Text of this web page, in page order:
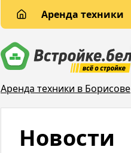
Аренда техники
Аренда техники в Борисове
Новости